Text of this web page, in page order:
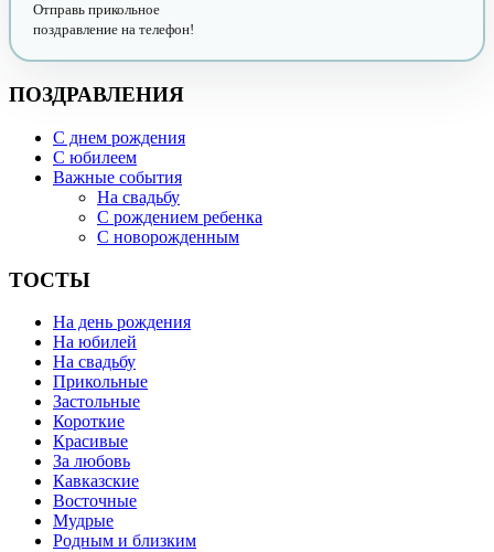
Отправь прикольное
поздравление на телефон!
ПОЗДРАВЛЕНИЯ
С днем рождения
С юбилеем
Важные события
На свадьбу
С рождением ребенка
С новорожденным
ТОСТЫ
На день рождения
На юбилей
На свадьбу
Прикольные
Застольные
Короткие
Красивые
За любовь
Кавказские
Восточные
Мудрые
Родным и близким